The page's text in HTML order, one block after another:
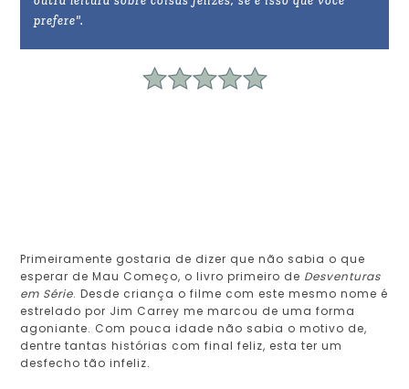
prefere".
Primeiramente gostaria de dizer que não sabia o que
esperar de Mau Começo, o livro primeiro de Desventuras
em Série. Desde criança o filme com este mesmo nome é
estrelado por Jim Carrey me marcou de uma forma
agoniante. Com pouca idade não sabia o motivo de,
dentre tantas histórias com final feliz, esta ter um
desfecho tão infeliz.